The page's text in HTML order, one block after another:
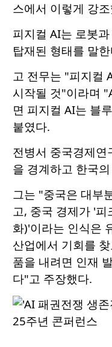
스에서 이렇게 강
피지컬 AI는 로봇
탑재된 형태를 말
고 전무는 "피지컬
시작될 것"이라며
면 피지컬 AI는 블
붙였다.
전병서 중국경제연
을 경계하고 한국
그는 "중국은 대부
고, 중국 경제가 '피
화)'이라는 인식은
산업에서 기회를
품을 내려면 인재
다"고 주장했다.